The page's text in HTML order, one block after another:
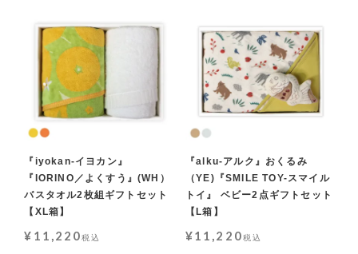
『iyokan-イヨカン』
『IORINO／よくすう』(WH）
バスタオル2枚組ギフトセット
【XL箱】
¥ 11,220税込
『alku-アルク』おくるみ
（YE)『SMILE TOY-スマイル
トイ』 ベビー2点ギフトセット
【L箱】
¥11,220税込